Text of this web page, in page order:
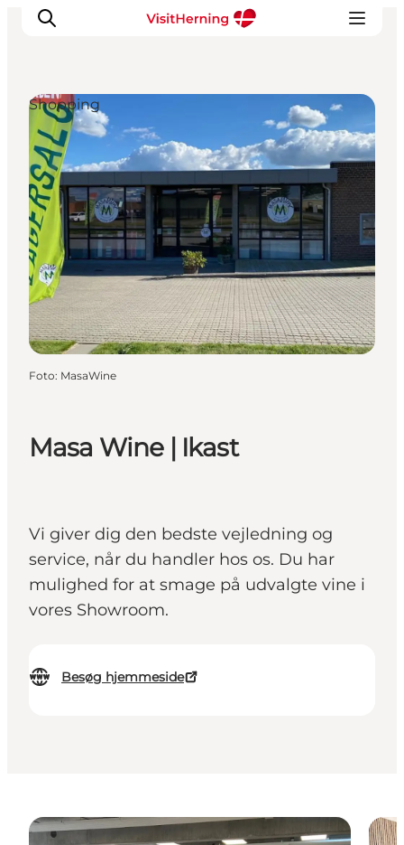
Det sker
Spis, drik og shop
Kunstlandet
Se og oplev
Find vej
Sov godt
Book overnatning
Masa Wine | Ikast
Vi giver dig den bedste vejledning og
service, når du handler hos os. Du har
mulighed for at smage på udvalgte vine i
vores Showroom.
Besøg hjemmeside
Shopping
Foto: MasaWine